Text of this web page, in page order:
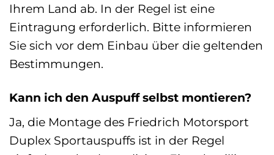
Ihrem Land ab. In der Regel ist eine
Eintragung erforderlich. Bitte informieren
Sie sich vor dem Einbau über die geltenden
Bestimmungen.
Kann ich den Auspuff selbst montieren?
Ja, die Montage des Friedrich Motorsport
Duplex Sportauspuffs ist in der Regel